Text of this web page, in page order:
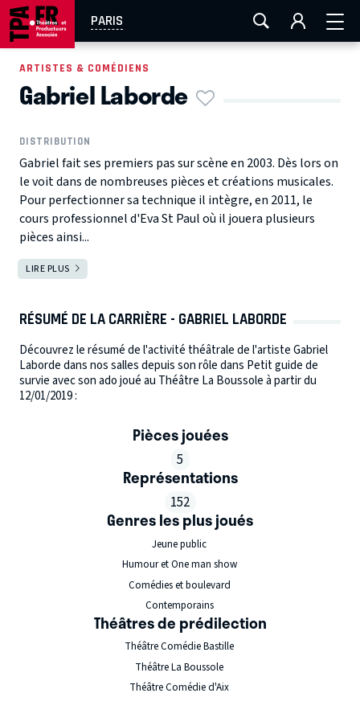
PARIS
AIX-MARSEILLE LA ROCHELLE
EN TOURNÉE
ARTISTES & COMÉDIENS
Gabriel Laborde
DISTRIBUTION
Gabriel fait ses premiers pas sur scène en 2003. Dès lors on
le voit dans de nombreuses pièces et créations musicales.
Pour perfectionner sa technique il intègre, en 2011, le
cours professionnel d'Eva St Paul où il jouera plusieurs
pièces ainsi...
LIRE PLUS
RÉSUMÉ DE LA CARRIÈRE - GABRIEL LABORDE
Découvrez le résumé de l'activité théâtrale de l'artiste Gabriel
Laborde dans nos salles depuis son rôle dans Petit guide de
survie avec son ado joué au Théâtre La Boussole à partir du
12/01/2019 :
Pièces jouées
5
Représentations
152
Genres les plus joués
Jeune public
Humour et One man show
Comédies et boulevard
Contemporains
Théâtres de prédilection
Théâtre Comédie Bastille
Théâtre La Boussole
Théâtre Comédie d'Aix